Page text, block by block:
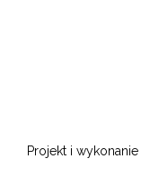
Projekt i wykonanie